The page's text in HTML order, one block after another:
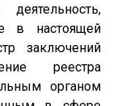
в настоящей
заключений
реестра
органом